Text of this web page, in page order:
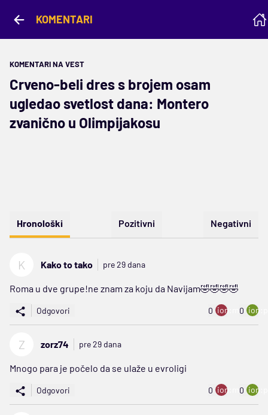
KOMENTARI
KOMENTARI NA VEST
Crveno-beli dres s brojem osam
ugledao svetlost dana: Montero
zvanično u Olimpijakosu
Hronološki Pozitivni Negativni
K Kako to tako pre 29 dana
Roma u dve grupe!ne znam za koju da Navijam🤣🤣🤣🤣
Odgovori 0 ion:minus
0
Z zorz74 pre 29 dana
Mnogo para je počelo da se ulaže u evroligi
Odgovori 0 ion:minus
0